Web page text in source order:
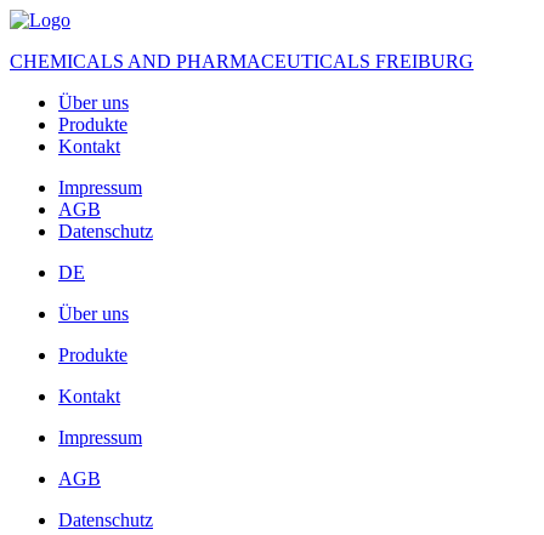
CHEMICALS AND PHARMACEUTICALS FREIBURG
Über uns
Produkte
Kontakt
Impressum
AGB
Datenschutz
DE
Über uns
Produkte
Kontakt
Impressum
AGB
Datenschutz